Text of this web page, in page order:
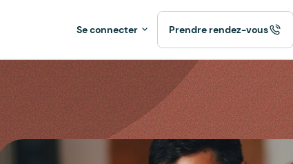
Se connecter Prendre rendez-vous